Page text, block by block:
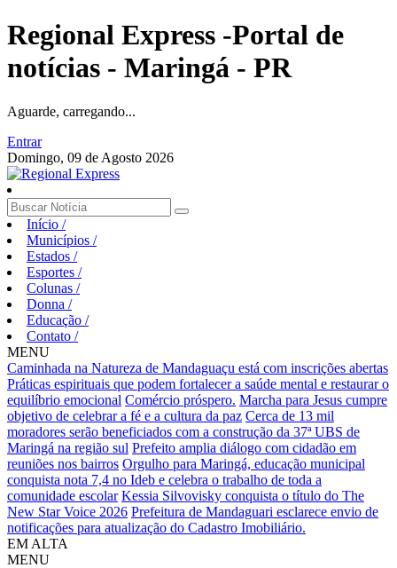
Regional Express -Portal de
notícias - Maringá - PR
Aguarde, carregando...
Entrar
Domingo, 09 de Agosto 2026
Início /
Municípios /
Estados /
Esportes /
Colunas /
Donna /
Educação /
Contato /
MENU
Caminhada na Natureza de Mandaguaçu está com inscrições abertas
Práticas espirituais que podem fortalecer a saúde mental e restaurar o
equilíbrio emocional Comércio próspero. Marcha para Jesus cumpre
objetivo de celebrar a fé e a cultura da paz Cerca de 13 mil
moradores serão beneficiados com a construção da 37ª UBS de
Maringá na região sul Prefeito amplia diálogo com cidadão em
reuniões nos bairros Orgulho para Maringá, educação municipal
conquista nota 7,4 no Ideb e celebra o trabalho de toda a
comunidade escolar Kessia Silvovisky conquista o título do The
New Star Voice 2026 Prefeitura de Mandaguari esclarece envio de
notificações para atualização do Cadastro Imobiliário.
EM ALTA
MENU